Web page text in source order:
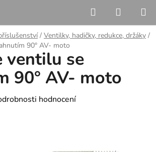
Hledat
KOŠÍK
/ Ventilky, hadičky, redukce, držáky /
90° AV- moto
ventilu se
90° AV- moto
hodnocení